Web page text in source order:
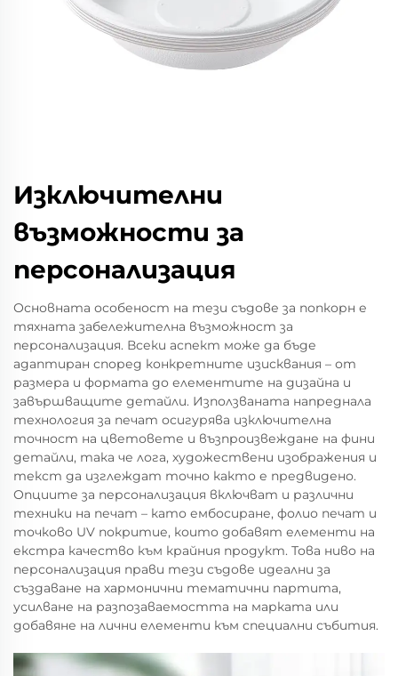
Изключителни
възможности за
персонализация
Основната особеност на тези съдове за попкорн е
тяхната забележителна възможност за
персонализация. Всеки аспект може да бъде
адаптиран според конкретните изисквания – от
размера и формата до елементите на дизайна и
завършващите детайли. Използваната напреднала
технология за печат осигурява изключителна
точност на цветовете и възпроизвеждане на фини
детайли, така че лога, художествени изображения и
текст да изглеждат точно както е предвидено.
Опциите за персонализация включват и различни
техники на печат – като ембосиране, фолио печат и
точково UV покритие, които добавят елементи на
екстра качество към крайния продукт. Това ниво на
персонализация прави тези съдове идеални за
създаване на хармонични тематични партита,
усилване на разпозаваемостта на марката или
добавяне на лични елементи към специални събития.